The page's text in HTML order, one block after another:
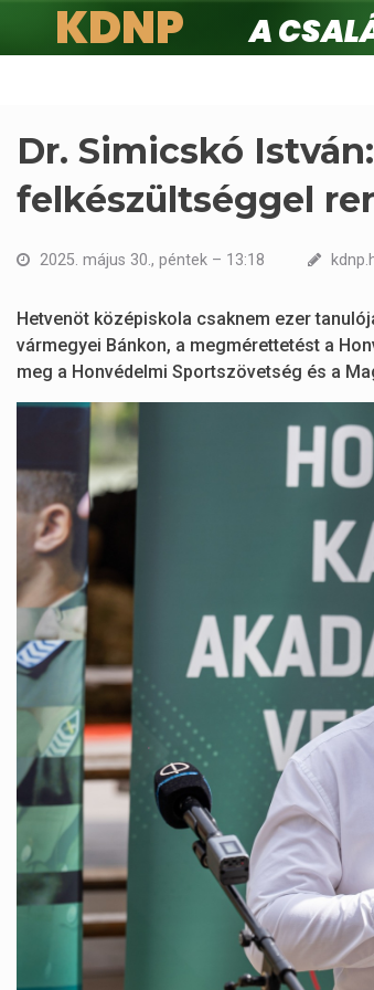
KDNP
A családokért.
Dr. Simicskó
felkészültséggel
2025. május 30., péntek – 13:18
Hetvenöt középiskola csaknem ezer
vármegyei Bánkon, a megmérettetést a
meg a Honvédelmi Sportszövetség és a